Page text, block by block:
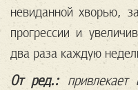
невиданной хворью,
прогрессии и
два раза каждую
От ред.: